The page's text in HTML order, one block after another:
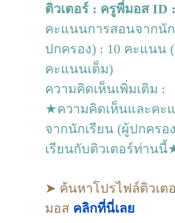
ติวเตอร์ : ครูพี่มอส ID :
คะแนนการสอนจากนัก
ปกครอง) : 10 คะแนน
คะแนนเต็ม)
ความคิดเห็นเพิ่มเติม :
★ความคิดเห็นและคะ
จากนักเรียน (ผู้ปกครอ
เรียนกับติวเตอร์ท่านนี้
➤ ค้นหาโปรไฟล์ติวเต
มอส คลิกที่นี่เลย